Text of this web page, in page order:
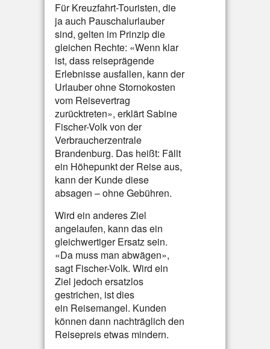
Für Kreuzfahrt-Touristen, die
ja auch Pauschalurlauber
sind, gelten im Prinzip die
gleichen Rechte: «Wenn klar
ist, dass reiseprägende
Erlebnisse ausfallen, kann der
Urlauber ohne Stornokosten
vom Reisevertrag
zurücktreten», erklärt Sabine
Fischer-Volk von der
Verbraucherzentrale
Brandenburg. Das heißt: Fällt
ein Höhepunkt der Reise aus,
kann der Kunde diese
absagen – ohne Gebühren.
Wird ein anderes Ziel
angelaufen, kann das ein
gleichwertiger Ersatz sein.
«Da muss man abwägen»,
sagt Fischer-Volk. Wird ein
Ziel jedoch ersatzlos
gestrichen, ist dies
ein Reisemangel. Kunden
können dann nachträglich den
Reisepreis etwas mindern.